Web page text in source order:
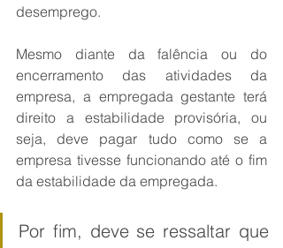
desemprego.
Mesmo diante da falência ou do
encerramento das atividades da
empresa, a empregada gestante terá
direito a estabilidade provisória, ou
seja, deve pagar tudo como se a
empresa tivesse funcionando até o fim
da estabilidade da empregada.
Por fim, deve se ressaltar que